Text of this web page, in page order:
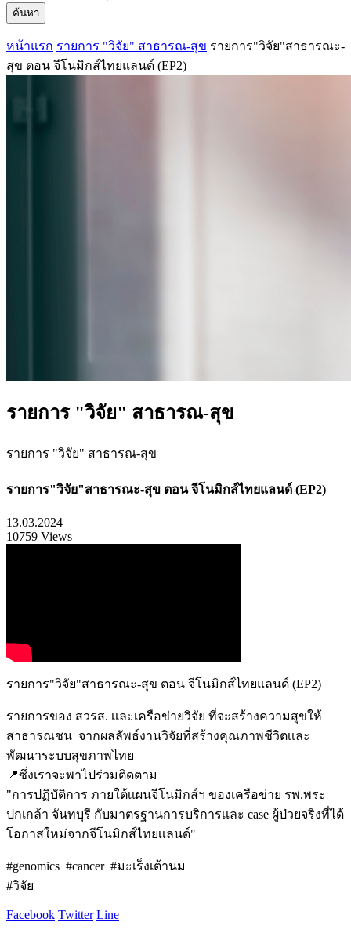
ค้นหา
หน้าแรก รายการ "วิจัย" สาธารณ-สุข รายการ"วิจัย"สาธารณะ-
สุข ตอน จีโนมิกส์ไทยแลนด์ (EP2)
รายการ "วิจัย" สาธารณ-สุข
รายการ "วิจัย" สาธารณ-สุข
รายการ"วิจัย"สาธารณะ-สุข ตอน จีโนมิกส์ไทยแลนด์ (EP2)
13.03.2024
10759 Views
รายการ"วิจัย"สาธารณะ-สุข ตอน จีโนมิกส์ไทยแลนด์ (EP2)
รายการของ สวรส. เเละเครือข่ายวิจัย ที่จะสร้างความสุขให้
สาธารณชน จากผลลัพธ์งานวิจัยที่สร้างคุณภาพชีวิตเเละ
พัฒนาระบบสุขภาพไทย
📍ซึ่งเราจะพาไปร่วมติดตาม
"การปฏิบัติการ ภายใต้เเผนจีโนมิกส์ฯ ของเครือข่าย รพ.พระ
ปกเกล้า จันทบุรี กับมาตรฐานการบริการเเละ case ผู้ป่วยจริงที่ได้
โอกาสใหม่จากจีโนมิกส์ไทยเเลนด์"
#genomics #cancer #มะเร็งเต้านม
#วิจัย
Facebook Twitter Line